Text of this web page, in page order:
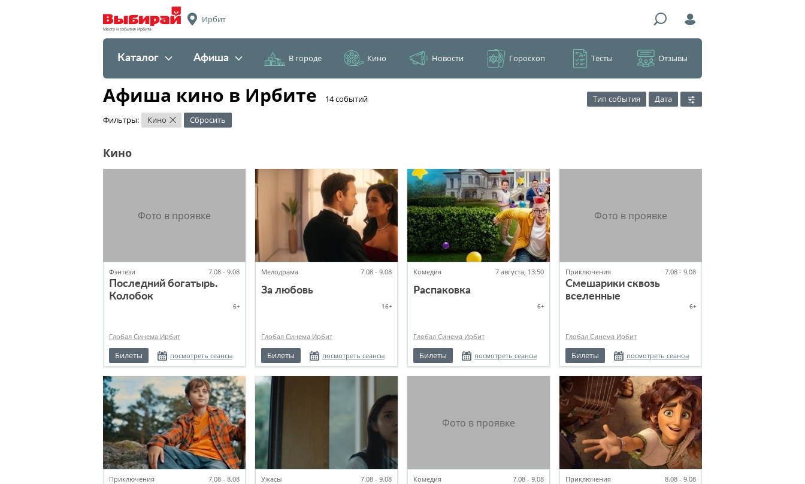
Места и события Ирбита
Ирбит
Каталог Афиша В городе Кино Новости Гороскоп Тесты Отзывы
Афиша кино в Ирбите ​14 событий Тип события
Дата
Фильтры:
Кино × Сбросить
Кино
Фэнтези 7.08 - 9.08
Последний богатырь.
Колобок
6+
Глобал Синема Ирбит
Билеты посмотреть сеансы
Мелодрама 7.08 - 9.08
За любовь
16+
Глобал Синема Ирбит
Билеты посмотреть сеансы
Комедия 7 августа, 13:50
Распаковка
6+
Глобал Синема Ирбит
Билеты посмотреть сеансы
Приключения 7.08 - 9.08
Смешарики сквозь
вселенные
6+
Глобал Синема Ирбит
Билеты посмотреть сеансы
Приключения 7.08 - 8.08 Ужасы 7.08 - 9.08 Комедия 7.08 - 9.08 Приключения 8.08 - 9.08